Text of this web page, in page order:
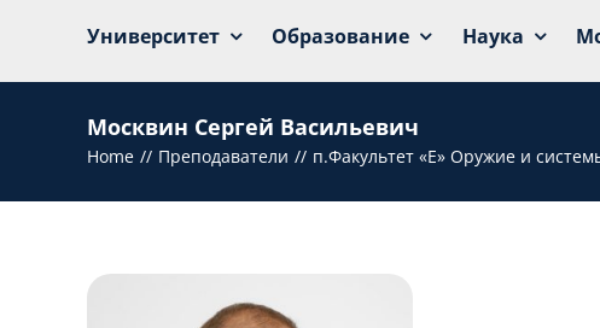
Университет Образование Наука
Москвин Сергей Васильевич
Home Преподаватели п.Факультет «Е» Оружие и